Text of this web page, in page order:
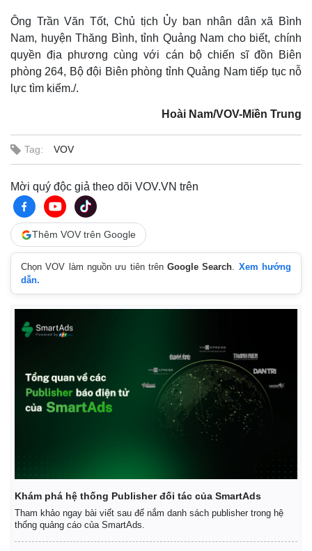
Thế giới
Hồ sơ
Video
E-Magazine
Ông Trần Văn Tốt, Chủ tịch Ủy ban nhân dân xã Bình
Nam, huyện Thăng Bình, tỉnh Quảng Nam cho biết, chính
quyền địa phương cùng với cán bộ chiến sĩ đồn Biên
phòng 264, Bộ đội Biên phòng tỉnh Quảng Nam tiếp tục nỗ
lực tìm kiếm./.
Hoài Nam/VOV-Miền Trung
Tag: VOV
Mời quý độc giả theo dõi VOV.VN trên
Thêm VOV trên Google
Chọn VOV làm nguồn ưu tiên trênGoogle Search. Xem hướng
dẫn.
Khám phá hệ thống Publisher đối tác của SmartAds
Tham khảo ngay bài viết sau để nắm danh sách publisher trong hệ
thống quảng cáo của SmartAds.